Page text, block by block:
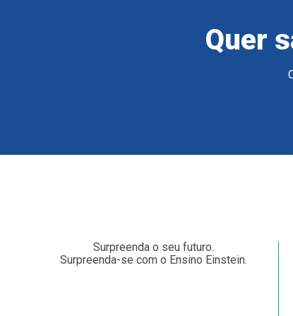
Quer
Surpreenda o seu futuro.
Surpreenda-se com o Ensino Einstein.